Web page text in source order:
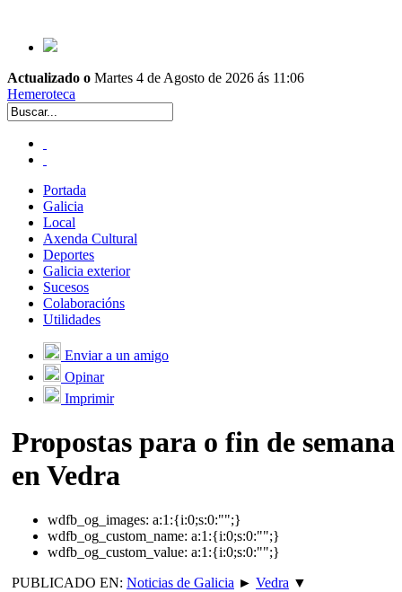
Actualizado o Martes 4 de Agosto de 2026 ás 11:06
Hemeroteca
Portada
Galicia
Local
Axenda Cultural
Deportes
Galicia exterior
Sucesos
Colaboracións
Utilidades
Enviar a un amigo
Opinar
Imprimir
Propostas para o fin de semana
en Vedra
wdfb_og_images: a:1:{i:0;s:0:"";}
wdfb_og_custom_name: a:1:{i:0;s:0:"";}
wdfb_og_custom_value: a:1:{i:0;s:0:"";}
PUBLICADO EN: Noticias de Galicia ► Vedra ▼